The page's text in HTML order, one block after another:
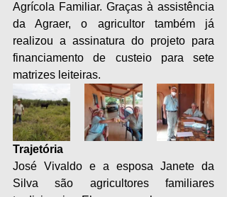
Agrícola Familiar. Graças à assistência
da Agraer, o agricultor também já
realizou a assinatura do projeto para
financiamento de custeio para sete
matrizes leiteiras.
Trajetória
José Vivaldo e a esposa Janete da
Silva são agricultores familiares